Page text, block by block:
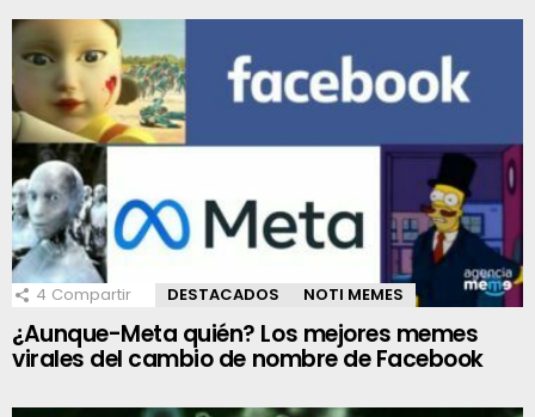
4 Compartir DESTACADOS NOTI MEMES
¿Aunque-Meta quién? Los mejores memes
virales del cambio de nombre de Facebook